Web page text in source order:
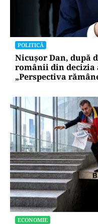
POLITICĂ
Nicușor Dan, după
românii din decizia
„Perspectiva
ECONOMIE